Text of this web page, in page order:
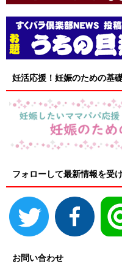
妊活応援！妊娠のための基
フォローして最新情報を受
お問い合わせ